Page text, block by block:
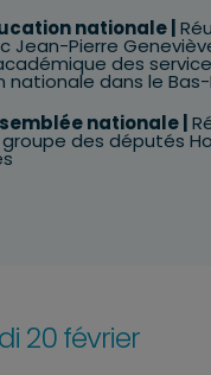
nationale |
Jean-Pierre
des
nationale dans le Bas-
nationale |
des députés
20 février